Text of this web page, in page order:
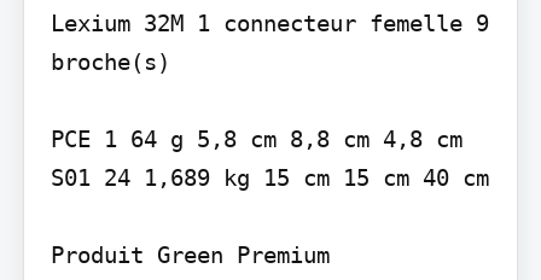
Lexium 32M 1 connecteur femelle 9
broche(s)
PCE 1 64 g 5,8 cm 8,8 cm 4,8 cm
S01 24 1,689 kg 15 cm 15 cm 40 cm
Produit Green Premium